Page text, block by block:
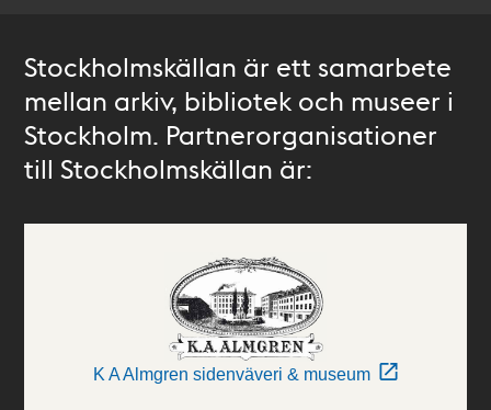
Stockholmskällan är ett samarbete
mellan arkiv, bibliotek och museer i
Stockholm. Partnerorganisationer
till Stockholmskällan är:
K A Almgren sidenväveri & museum